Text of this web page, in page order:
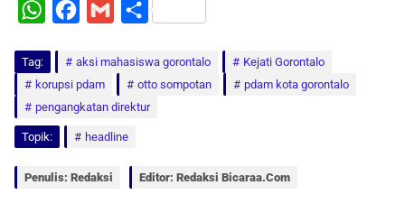
W
t
A
p
c
e
o
o
a
i
S
a
r
Tag: aksi mahasiswa gorontalo
Kejati Gorontalo
korupsi pdam
otto sompotan
pdam kota gorontalo
pengangkatan direktur
Topik: headline
Penulis: Redaksi Editor: Redaksi Bicaraa.com